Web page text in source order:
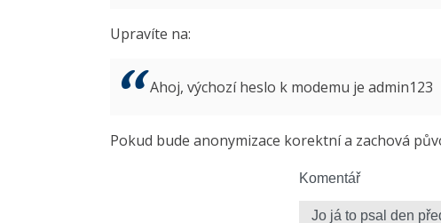
Upravíte na:
Ahoj, výchozí heslo k modemu je admin123
Pokud bude anonymizace korektní a zachová
Komentář